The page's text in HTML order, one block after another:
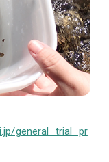
general_trial_pr